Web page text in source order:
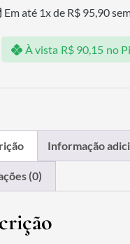
Em até 1x de R$ 95,90
À vista R$90,15 no
Informação
(0)